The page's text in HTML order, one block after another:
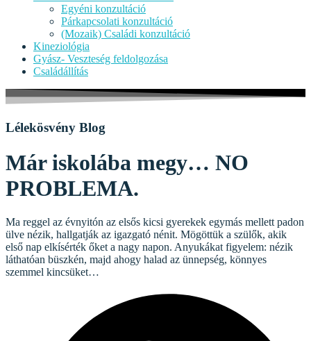
Egyéni konzultáció
Párkapcsolati konzultáció
(Mozaik) Családi konzultáció
Kineziológia
Gyász- Veszteség feldolgozása
Családállítás
Lélekösvény Blog
Már iskolába megy… NO
PROBLEMA.
Ma reggel az évnyitón az elsős kicsi gyerekek egymás mellett padon
ülve nézik, hallgatják az igazgató nénit. Mögöttük a szülők, akik
első nap elkísérték őket a nagy napon. Anyukákat figyelem: nézik
láthatóan büszkén, majd ahogy halad az ünnepség, könnyes
szemmel kincsüket…